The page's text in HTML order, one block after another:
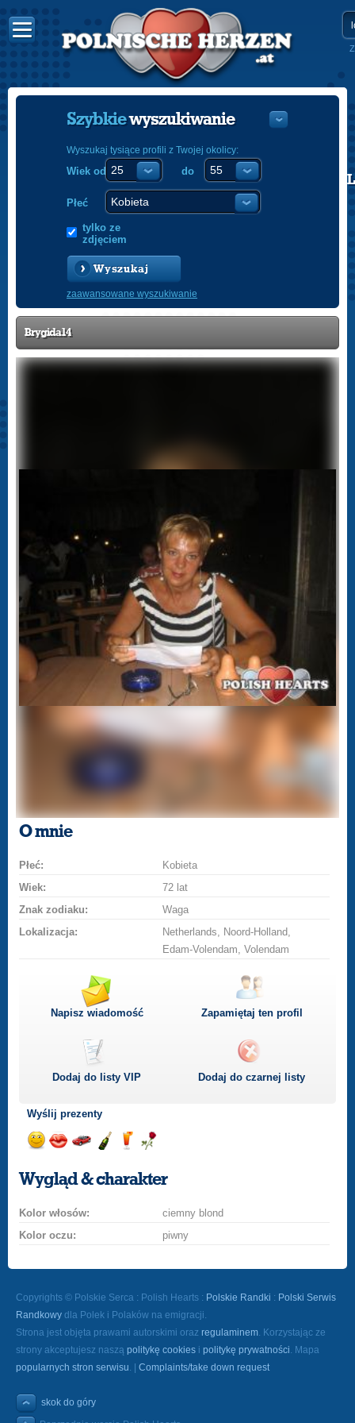
POLISH
Szybkiewyszukiwanie
Wyszukaj tysiące profili z Twojej okolicy:
Wiek od do
Płeć
tylko ze
zdjęciem
Wyszukaj
zaawansowane wyszukiwanie
Brygida14
O mnie
Płeć:
Kobieta
Wiek:
72 lat
Znak zodiaku:
Waga
Lokalizacja:
Netherlands, Noord-Holland,
Edam-Volendam, Volendam
Napisz wiadomość Zapamiętaj ten profil
Dodaj do listyVIP Dodaj do czarnej listy
Wyślij prezenty
uśmiech
buziakasamochodem
szampana
drinka
różę
Wygląd & charakter
Kolor włosów:
ciemny blond
Kolor oczu:
piwny
Copyrights © Polskie Serca : Polish Hearts : Polskie Randki : Polski Serwis
Randkowy dla Polek i Polaków na emigracji.
Strona jest objęta prawami autorskimi oraz regulaminem. Korzystając ze
strony akceptujesz naszą politykę cookies i politykę prywatności. Mapa
popularnych stron serwisu. | Complaints/take down request
skok do góry